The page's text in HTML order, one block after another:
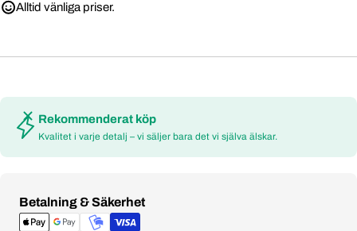
MedNabat med saffran
Alltid vänliga priser.
Rekommenderat köp
Kvalitet i varje detalj – vi säljer bara det vi själva älskar.
Betalning & Säkerhet
Payment
methods